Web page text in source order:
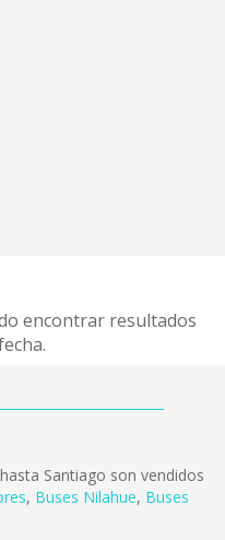
encontrar resultados
Santiago son vendidos
, Buses Nilahue, Buses